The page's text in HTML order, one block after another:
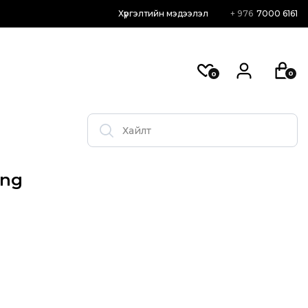
Хүргэлтийн мэдээлэл + 976 7000 6161
0 0